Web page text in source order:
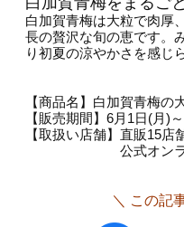
白加賀青梅は大粒で肉厚
長の贅沢な旬の恵です。
り初夏の涼やかさを感じ
【商品名】白加賀青梅の
【販売期間】6月1日(月)
【取扱い店舗】直販15
公式オンライン
＼ この記